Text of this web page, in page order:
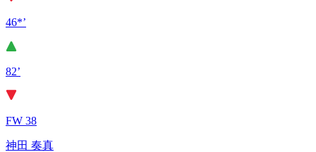
46*’
82’
FW 38
神田 奏真